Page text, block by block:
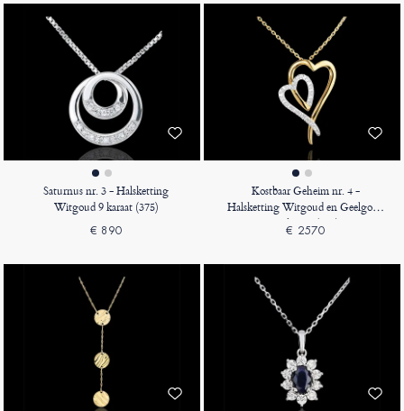
Saturnus nr. 3 - Halsketting
Witgoud 9 karaat (375)
€ 890
Kostbaar Geheim nr. 4 -
Halsketting Witgoud en Geelgoud
18 karaat (750)
€ 2570